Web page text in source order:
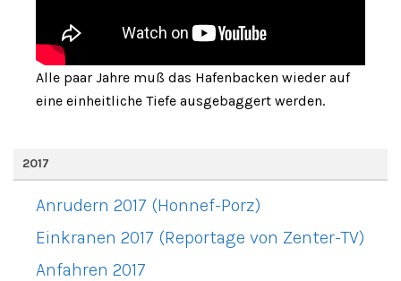
Alle paar Jahre muß das Hafenbacken wieder auf
eine einheitliche Tiefe ausgebaggert werden.
2017
Anrudern 2017 (Honnef-Porz)
Einkranen 2017 (Reportage von Zenter-TV)
Anfahren 2017